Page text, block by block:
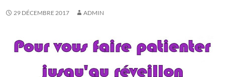
29 DÉCEMBRE 2017 ADMIN